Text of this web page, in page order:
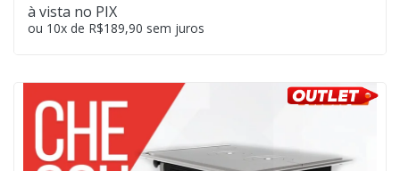
à vista no PIX
ou 10x de R$189,90 sem juros